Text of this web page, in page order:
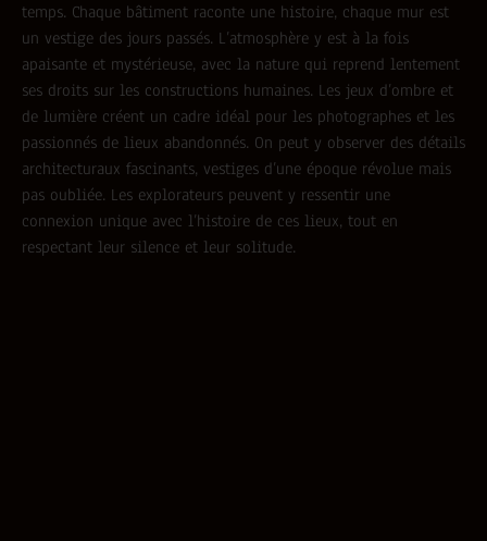
temps. Chaque bâtiment raconte une histoire, chaque mur est
un vestige des jours passés. L’atmosphère y est à la fois
apaisante et mystérieuse, avec la nature qui reprend lentement
ses droits sur les constructions humaines. Les jeux d’ombre et
de lumière créent un cadre idéal pour les photographes et les
passionnés de lieux abandonnés. On peut y observer des détails
architecturaux fascinants, vestiges d’une époque révolue mais
pas oubliée. Les explorateurs peuvent y ressentir une
connexion unique avec l’histoire de ces lieux, tout en
respectant leur silence et leur solitude.